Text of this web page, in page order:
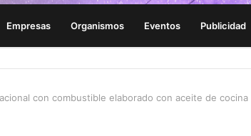
Empresas Organismos Eventos Publicidad
con combustible elaborado con aceite de cocina